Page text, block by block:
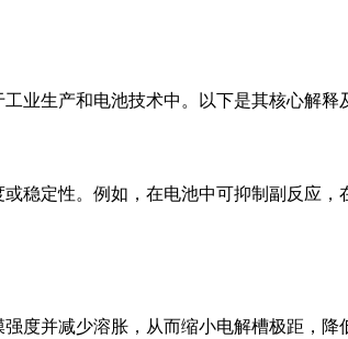
业生产和电池技术中。以下是其核心解释
稳定性。例如，在电池中可抑制副反应，
并减少溶胀，从而缩小电解槽极距，降